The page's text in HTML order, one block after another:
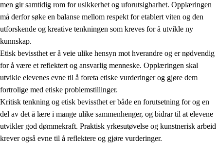
1.6 Demokrati og medvirkning
men gir samtidig rom for usikkerhet og uforutsigbarhet. Opplæringen
må derfor søke en balanse mellom respekt for etablert viten og den
utforskende og kreative tenkningen som kreves for å utvikle ny
kunnskap.
Etisk bevissthet er å veie ulike hensyn mot hverandre og er nødvendig
for å være et reflektert og ansvarlig menneske. Opplæringen skal
utvikle elevenes evne til å foreta etiske vurderinger og gjøre dem
fortrolige med etiske problemstillinger.
Kritisk tenkning og etisk bevissthet er både en forutsetning for og en
del av det å lære i mange ulike sammenhenger, og bidrar til at elevene
utvikler god dømmekraft. Praktisk yrkesutøvelse og kunstnerisk arbeid
krever også evne til å reflektere og gjøre vurderinger.